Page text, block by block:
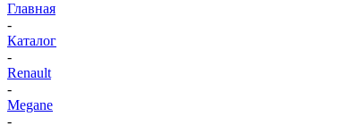
Главная
-
Каталог
-
Renault
-
Megane
-